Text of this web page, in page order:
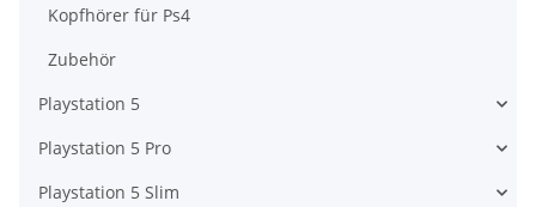
Kopfhörer für Ps4
Zubehör
Playstation 5
Playstation 5 Pro
Playstation 5 Slim